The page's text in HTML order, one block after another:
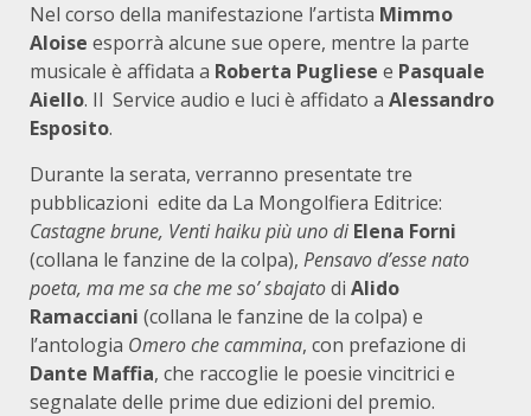
Nel corso della manifestazione l’artista Mimmo
Aloise esporrà alcune sue opere, mentre la parte
musicale è affidata a Roberta Pugliese e Pasquale
Aiello. Il Service audio e luci è affidato a Alessandro
Esposito.
Durante la serata, verranno presentate tre
pubblicazioni edite da La Mongolfiera Editrice:
Castagne brune, Venti haiku più uno di Elena Forni
(collana le fanzine de la colpa), Pensavo d’esse nato
poeta, ma me sa che me so’ sbajatodi Alido
Ramacciani (collana le fanzine de la colpa) e
l’antologia Omero che cammina, con prefazione di
Dante Maffia, che raccoglie le poesie vincitrici e
segnalate delle prime due edizioni del premio.